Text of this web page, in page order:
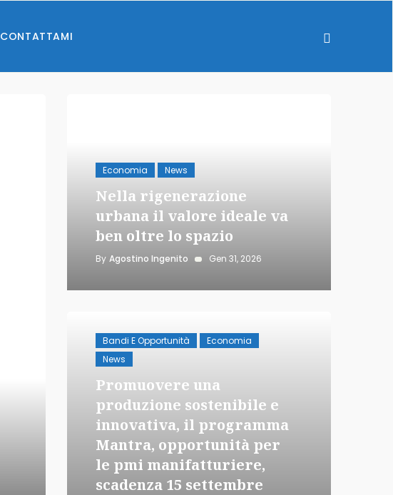
CONTATTAMI
Economia News
Nella rigenerazione
urbana il valore ideale va
ben oltre lo spazio
By Agostino Ingenito Gen 31, 2026
Bandi E Opportunità
Economia
News
Promuovere una
produzione sostenibile e
innovativa, il programma
Mantra, opportunità per
le pmi manifatturiere,
scadenza 15 settembre